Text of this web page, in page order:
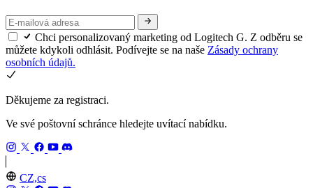
Chci personalizovaný marketing od Logitech G. Z odběru se
můžete kdykoli odhlásit. Podívejte se na naše Zásady ochrany
osobních údajů.
Děkujeme za registraci.
Ve své poštovní schránce hledejte uvítací nabídku.
CZ,cs